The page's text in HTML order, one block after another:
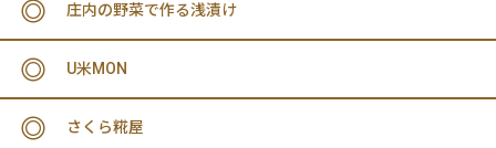
庄内の野菜で作る浅漬け
U米MON
さくら糀屋